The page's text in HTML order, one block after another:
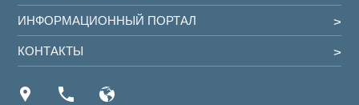
ИНФОРМАЦИОННЫЙ ПОРТАЛ
КОНТАКТЫ